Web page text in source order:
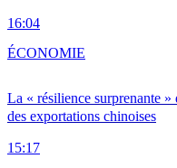
16:04
La « résilience surprenante
des exportations chinoises
15:17
ÉCONOMIE